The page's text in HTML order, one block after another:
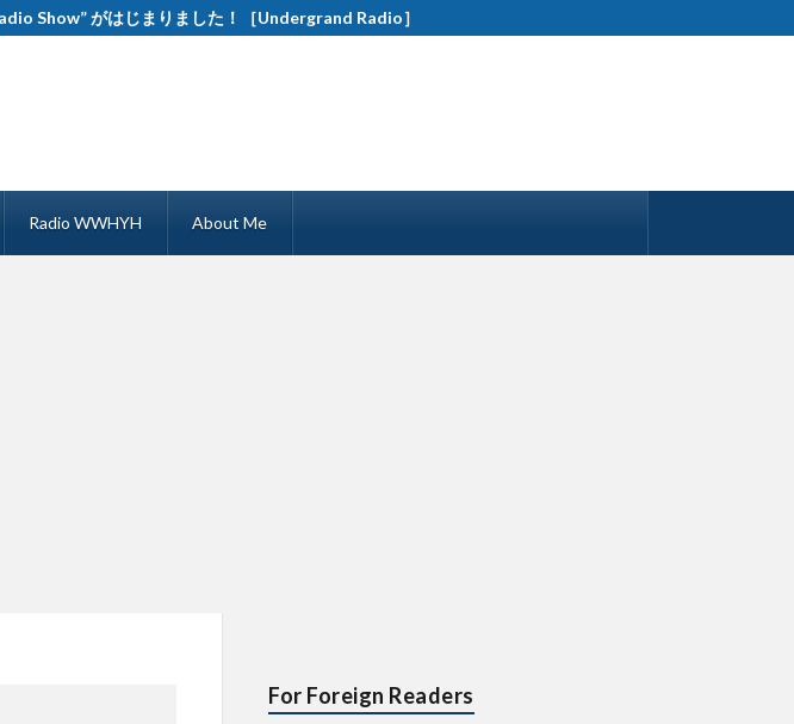
Show” がはじまりました！［Undergrand Radio］
Radio WWHYH About Me
For Foreign Readers